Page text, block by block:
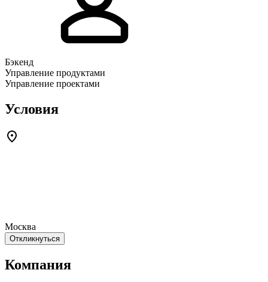
Бэкенд
Управление продуктами
Управление проектами
Условия
Москва
Откликнуться
Компания